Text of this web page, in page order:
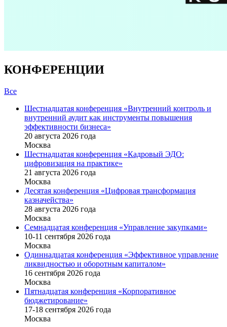
КОНФЕРЕНЦИИ
Все
Шестнадцатая конференция «Внутренний контроль и
внутренний аудит как инструменты повышения
эффективности бизнеса»
20 августа 2026 года
Москва
Шестнадцатая конференция «Кадровый ЭДО:
цифровизация на практике»
21 августа 2026 года
Москва
Десятая конференция «Цифровая трансформация
казначейства»
28 августа 2026 года
Москва
Семнадцатая конференция «Управление закупками»
10-11 сентября 2026 года
Москва
Одиннадцатая конференция «Эффективное управление
ликвидностью и оборотным капиталом»
16 cентября 2026 года
Москва
Пятнадцатая конференция «Корпоративное
бюджетирование»
17-18 сентября 2026 года
Москва